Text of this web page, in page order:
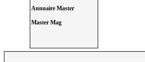
Annuaire Master
Master Mag